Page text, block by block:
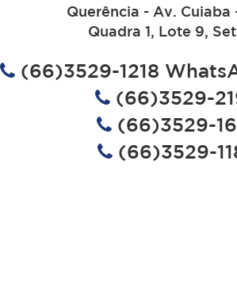
Querência - Av. Cuiaba
Quadra 1, Lote 9,
(66)3529-1218
(66)3529-
(66)3529-
(66)3529-